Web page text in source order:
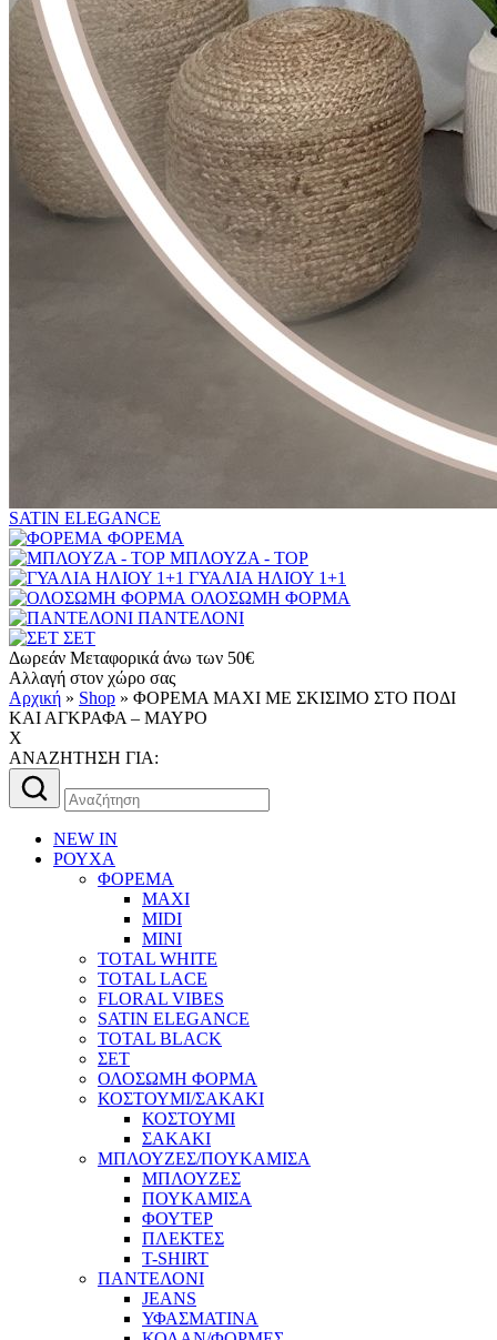
SATIN ELEGANCE
ΦΟΡΕΜΑ
ΜΠΛΟΥΖΑ - TOP
ΓΥΑΛΙΑ ΗΛΙΟΥ 1+1
ΟΛΟΣΩΜΗ ΦΟΡΜΑ
ΠΑΝΤΕΛΟΝΙ
ΣΕΤ
Δωρεάν Μεταφορικά άνω των 50€
Αλλαγή στον χώρο σας
Αρχική » Shop » ΦΟΡΕΜΑ ΜΑΧΙ ΜΕ ΣΚΙΣΙΜΟ ΣΤΟ ΠΟΔΙ
ΚΑΙ ΑΓΚΡΑΦΑ – ΜΑΥΡΟ
X
AΝΑΖΗΤΗΣΗ ΓΙΑ:
Αναζήτηση
για:
NEW IN
ΡΟΥΧΑ
ΦΟΡΕΜΑ
MAXI
MIDI
MINI
TOTAL WHITE
TOTAL LACE
FLORAL VIBES
SATIN ELEGANCE
TOTAL BLACK
ΣΕΤ
ΟΛΟΣΩΜΗ ΦΟΡΜΑ
ΚΟΣΤΟΥΜΙ/ΣΑΚΑΚΙ
ΚΟΣΤΟΥΜΙ
ΣΑΚΑΚΙ
ΜΠΛΟΥΖΕΣ/ΠΟΥΚΑΜΙΣΑ
ΜΠΛΟΥΖΕΣ
ΠΟΥΚΑΜΙΣΑ
ΦΟΥΤΕΡ
ΠΛΕΚΤΕΣ
T-SHIRT
ΠΑΝΤΕΛΟΝΙ
JEANS
ΥΦΑΣΜΑΤΙΝΑ